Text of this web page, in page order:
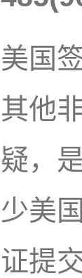
美国
其他
疑，
少美
证提